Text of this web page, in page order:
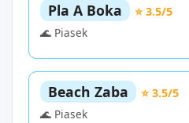
Pla A Boka
⭐ 3.5/5
🌊 Piasek
Beach Zaba
⭐ 3.5/5
🌊 Piasek